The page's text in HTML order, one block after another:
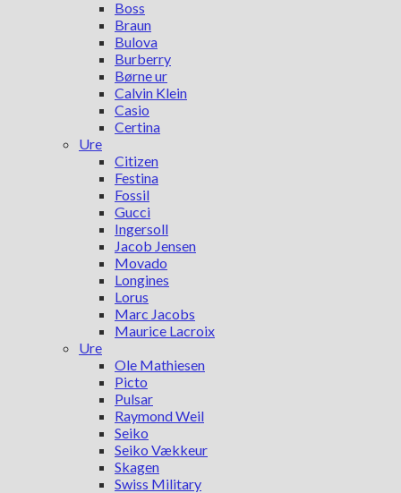
Boss
Braun
Bulova
Burberry
Børne ur
Calvin Klein
Casio
Certina
Ure
Citizen
Festina
Fossil
Gucci
Ingersoll
Jacob Jensen
Movado
Longines
Lorus
Marc Jacobs
Maurice Lacroix
Ure
Ole Mathiesen
Picto
Pulsar
Raymond Weil
Seiko
Seiko Vækkeur
Skagen
Swiss Military